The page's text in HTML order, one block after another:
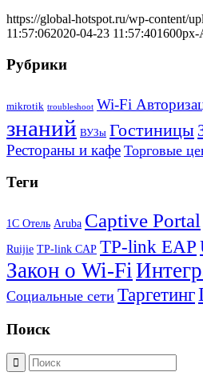
https://global-hotspot.ru/wp-content/
11:57:062020-04-23 11:57:401600px-
Рубрики
mikrotik troubleshoot Wi-Fi
знаний ВУЗы Гостиницы
Рестораны и кафе Торговые
Теги
1С Отель Aruba Captive Portal
Ruijie TP-link CAP TP-link EAP
Закон о Wi-Fi
Социальные сети Таргетинг
Поиск